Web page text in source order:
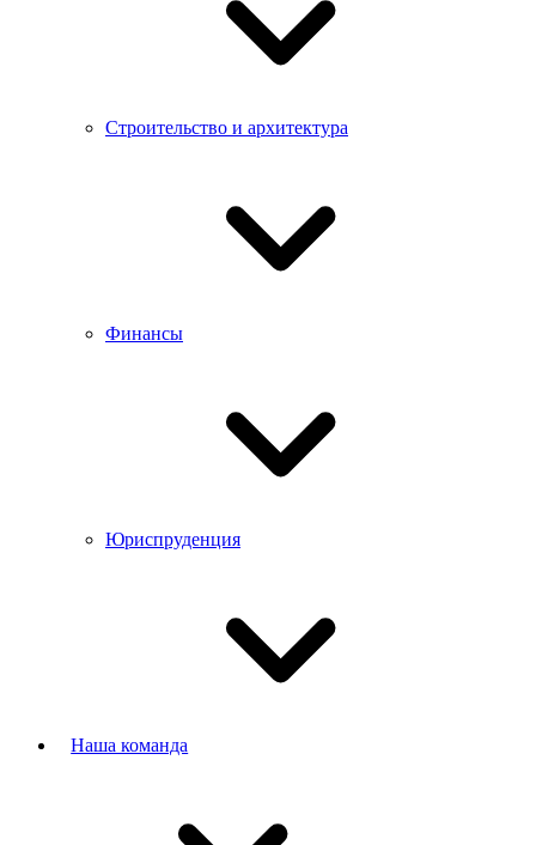
Строительство и архитектура
Финансы
Юриспруденция
Наша команда